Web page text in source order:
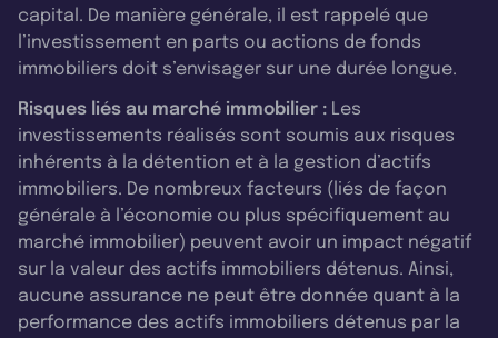
capital. De manière générale, il est rappelé que
l’investissement en parts ou actions de fonds
immobiliers doit s’envisager sur une durée longue.
Risques liés au marché immobilier : Les
investissements réalisés sont soumis aux risques
inhérents à la détention et à la gestion d’actifs
immobiliers. De nombreux facteurs (liés de façon
générale à l’économie ou plus spécifiquement au
marché immobilier) peuvent avoir un impact négatif
sur la valeur des actifs immobiliers détenus. Ainsi,
aucune assurance ne peut être donnée quant à la
performance des actifs immobiliers détenus par la